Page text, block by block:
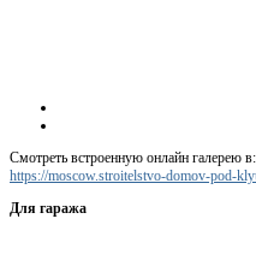
Смотреть встроенную онлайн галерею в:
https://moscow.stroitelstvo-domov-pod-
Для гаража